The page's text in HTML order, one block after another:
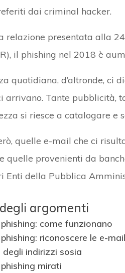
dai criminal hacker.
relazione presentata alla
il phishing nel 2018 è
quotidiana, d’altronde, ci
arrivano. Tante pubblicità,
si riesce a catalogare e
quelle e-mail che ci
quelle provenienti da
Enti della Pubblica
argomenti
come funzionano
riconoscere le e-
indirizzi sosia
mirati